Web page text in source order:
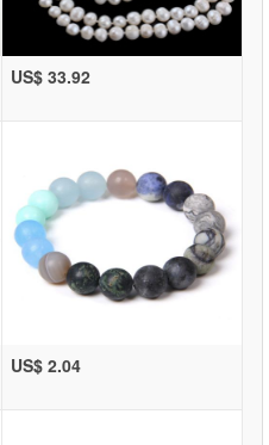
US$ 33.92
US$ 2.04